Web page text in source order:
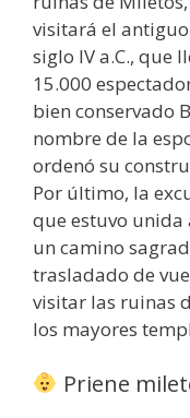
visitará el
siglo IV a.C., que
15.000
bien conservado
nombre de la
ordenó su
Por último, la
que estuvo
un camino
trasladado de
visitar las ruinas
los mayores
Priene